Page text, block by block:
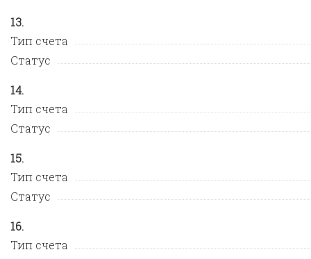
Тип счета
Статус
Тип счета
Статус
Тип счета
Статус
Тип счета